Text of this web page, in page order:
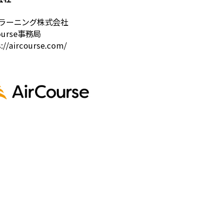
ーニング株式会社
事務局
aircourse.com/